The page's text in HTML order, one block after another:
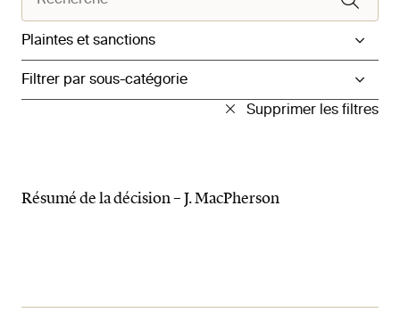
Filtrer par catégorie
Filtrer par sous-catégorie
Supprimer les filtres
Résumé de la décision – J. MacPherson